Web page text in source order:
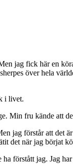
jag fick här en
över hela
i livet.
Min fru kände att
jag förstår att det
det när jag börjat
förstått jag. Jag